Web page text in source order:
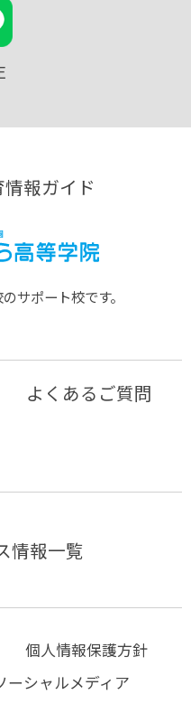
報ガイド
サポート校です。
よくあるご質問
情報一覧
個人情報保護方針
ーシャルメディア